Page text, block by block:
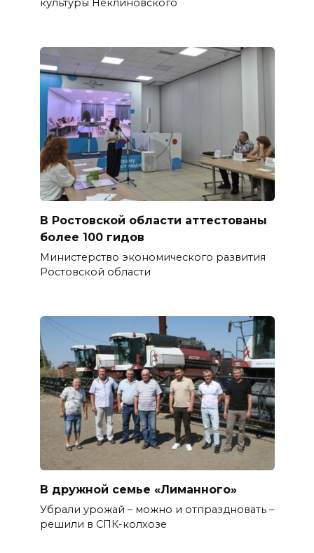
культуры Неклиновского
В Ростовской области аттестованы
более 100 гидов
Министерство экономического развития
Ростовской области
В дружной семье «Лиманного»
Убрали урожай – можно и отпраздновать –
решили в СПК-колхозе